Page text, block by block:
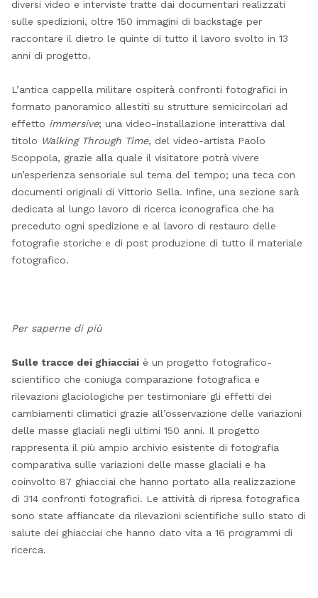
diversi video e interviste tratte dai documentari realizzati
sulle spedizioni, oltre 150 immagini di backstage per
raccontare il dietro le quinte di tutto il lavoro svolto in 13
anni di progetto.
L’antica cappella militare ospiterà confronti fotografici in
formato panoramico allestiti su strutture semicircolari ad
effetto immersive; una video-installazione interattiva dal
titolo Walking Through Time, del video-artista Paolo
Scoppola, grazie alla quale il visitatore potrà vivere
un’esperienza sensoriale sul tema del tempo; una teca con
documenti originali di Vittorio Sella. Infine, una sezione sarà
dedicata al lungo lavoro di ricerca iconografica che ha
preceduto ogni spedizione e al lavoro di restauro delle
fotografie storiche e di post produzione di tutto il materiale
fotografico.
Per saperne di più
Sulle tracce dei ghiacciaiè un progetto fotografico-
scientifico che coniuga comparazione fotografica e
rilevazioni glaciologiche per testimoniare gli effetti dei
cambiamenti climatici grazie all’osservazione delle variazioni
delle masse glaciali negli ultimi 150 anni. Il progetto
rappresenta il più ampio archivio esistente di fotografia
comparativa sulle variazioni delle masse glaciali e ha
coinvolto 87 ghiacciai che hanno portato alla realizzazione
di 314 confronti fotografici. Le attività di ripresa fotografica
sono state affiancate da rilevazioni scientifiche sullo stato di
salute dei ghiacciai che hanno dato vita a 16 programmi di
ricerca.